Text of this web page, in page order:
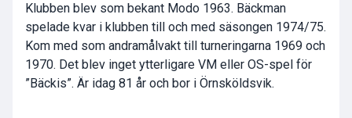
Klubben blev som bekant Modo 1963. Bäckman
spelade kvar i klubben till och med säsongen 1974/75.
Kom med som andramålvakt till turneringarna 1969 och
1970. Det blev inget ytterligare VM eller OS-spel för
”Bäckis”. Är idag 81 år och bor i Örnsköldsvik.